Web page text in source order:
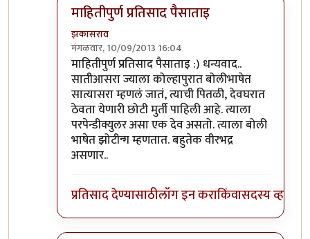
माहितीपुर्ण प्रतिसाद पैसाताइ
झकासराव
मंगळवार, 10/09/2013 16:04
In reply toआसराbyपैसा
माहितीपुर्ण प्रतिसाद पैसाताइ :) धन्यवाद..
सातीआसरा ज्याला कोल्हापुरात बोलीभाषेत
सात्यासरा म्हणलं जातं, त्याची पितळी, देवघरात
ठेवता येणारी छोटी मुर्ती पाहिली आहे. त्याला
परपेन्डीक्युलर असा एक देव असतो. त्याला बोली
भाषेत झोटीन्ग म्हणतात. बहुतेक वीरभद्र
असणार..
प्रतिसाद देण्यासाठीलॉग इन कराकिंवासदस्य व्हा